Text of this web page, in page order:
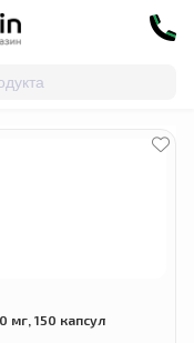
l-theanine
мг, 150 капсул